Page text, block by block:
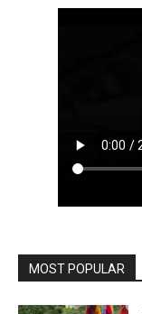
MOST POPULAR